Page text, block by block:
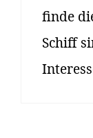
finde
Schiff